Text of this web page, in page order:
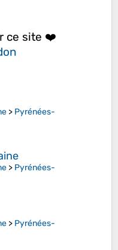
ce site ❤️
> Pyrénées-
> Pyrénées-
> Pyrénées-